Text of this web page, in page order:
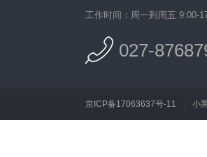
工作时间：周一到周五 9:00-
027-
京ICP备17063637号-11 小